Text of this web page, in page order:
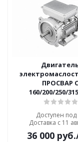
ПРОСВАР С
160/200/250/
Доступен под
Доставка с 11
36 000руб.